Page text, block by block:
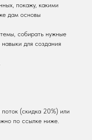
покажу, какими
дам основы
собирать нужные
для создания
(скидка 20%) или
по ссылке ниже.